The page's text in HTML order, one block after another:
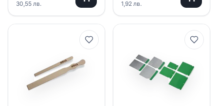
30,55 лв. 1,92 лв.